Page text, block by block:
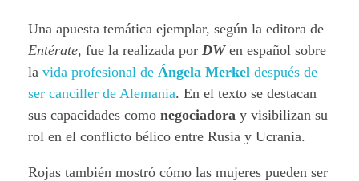
Una apuesta temática ejemplar, según la editora de
Entérate, fue la realizada por DW en español sobre
la vida profesional de Ángela Merkel después de
ser canciller de Alemania. En el texto se destacan
sus capacidades como negociadora y visibilizan su
rol en el conflicto bélico entre Rusia y Ucrania.
Rojas también mostró cómo las mujeres pueden ser